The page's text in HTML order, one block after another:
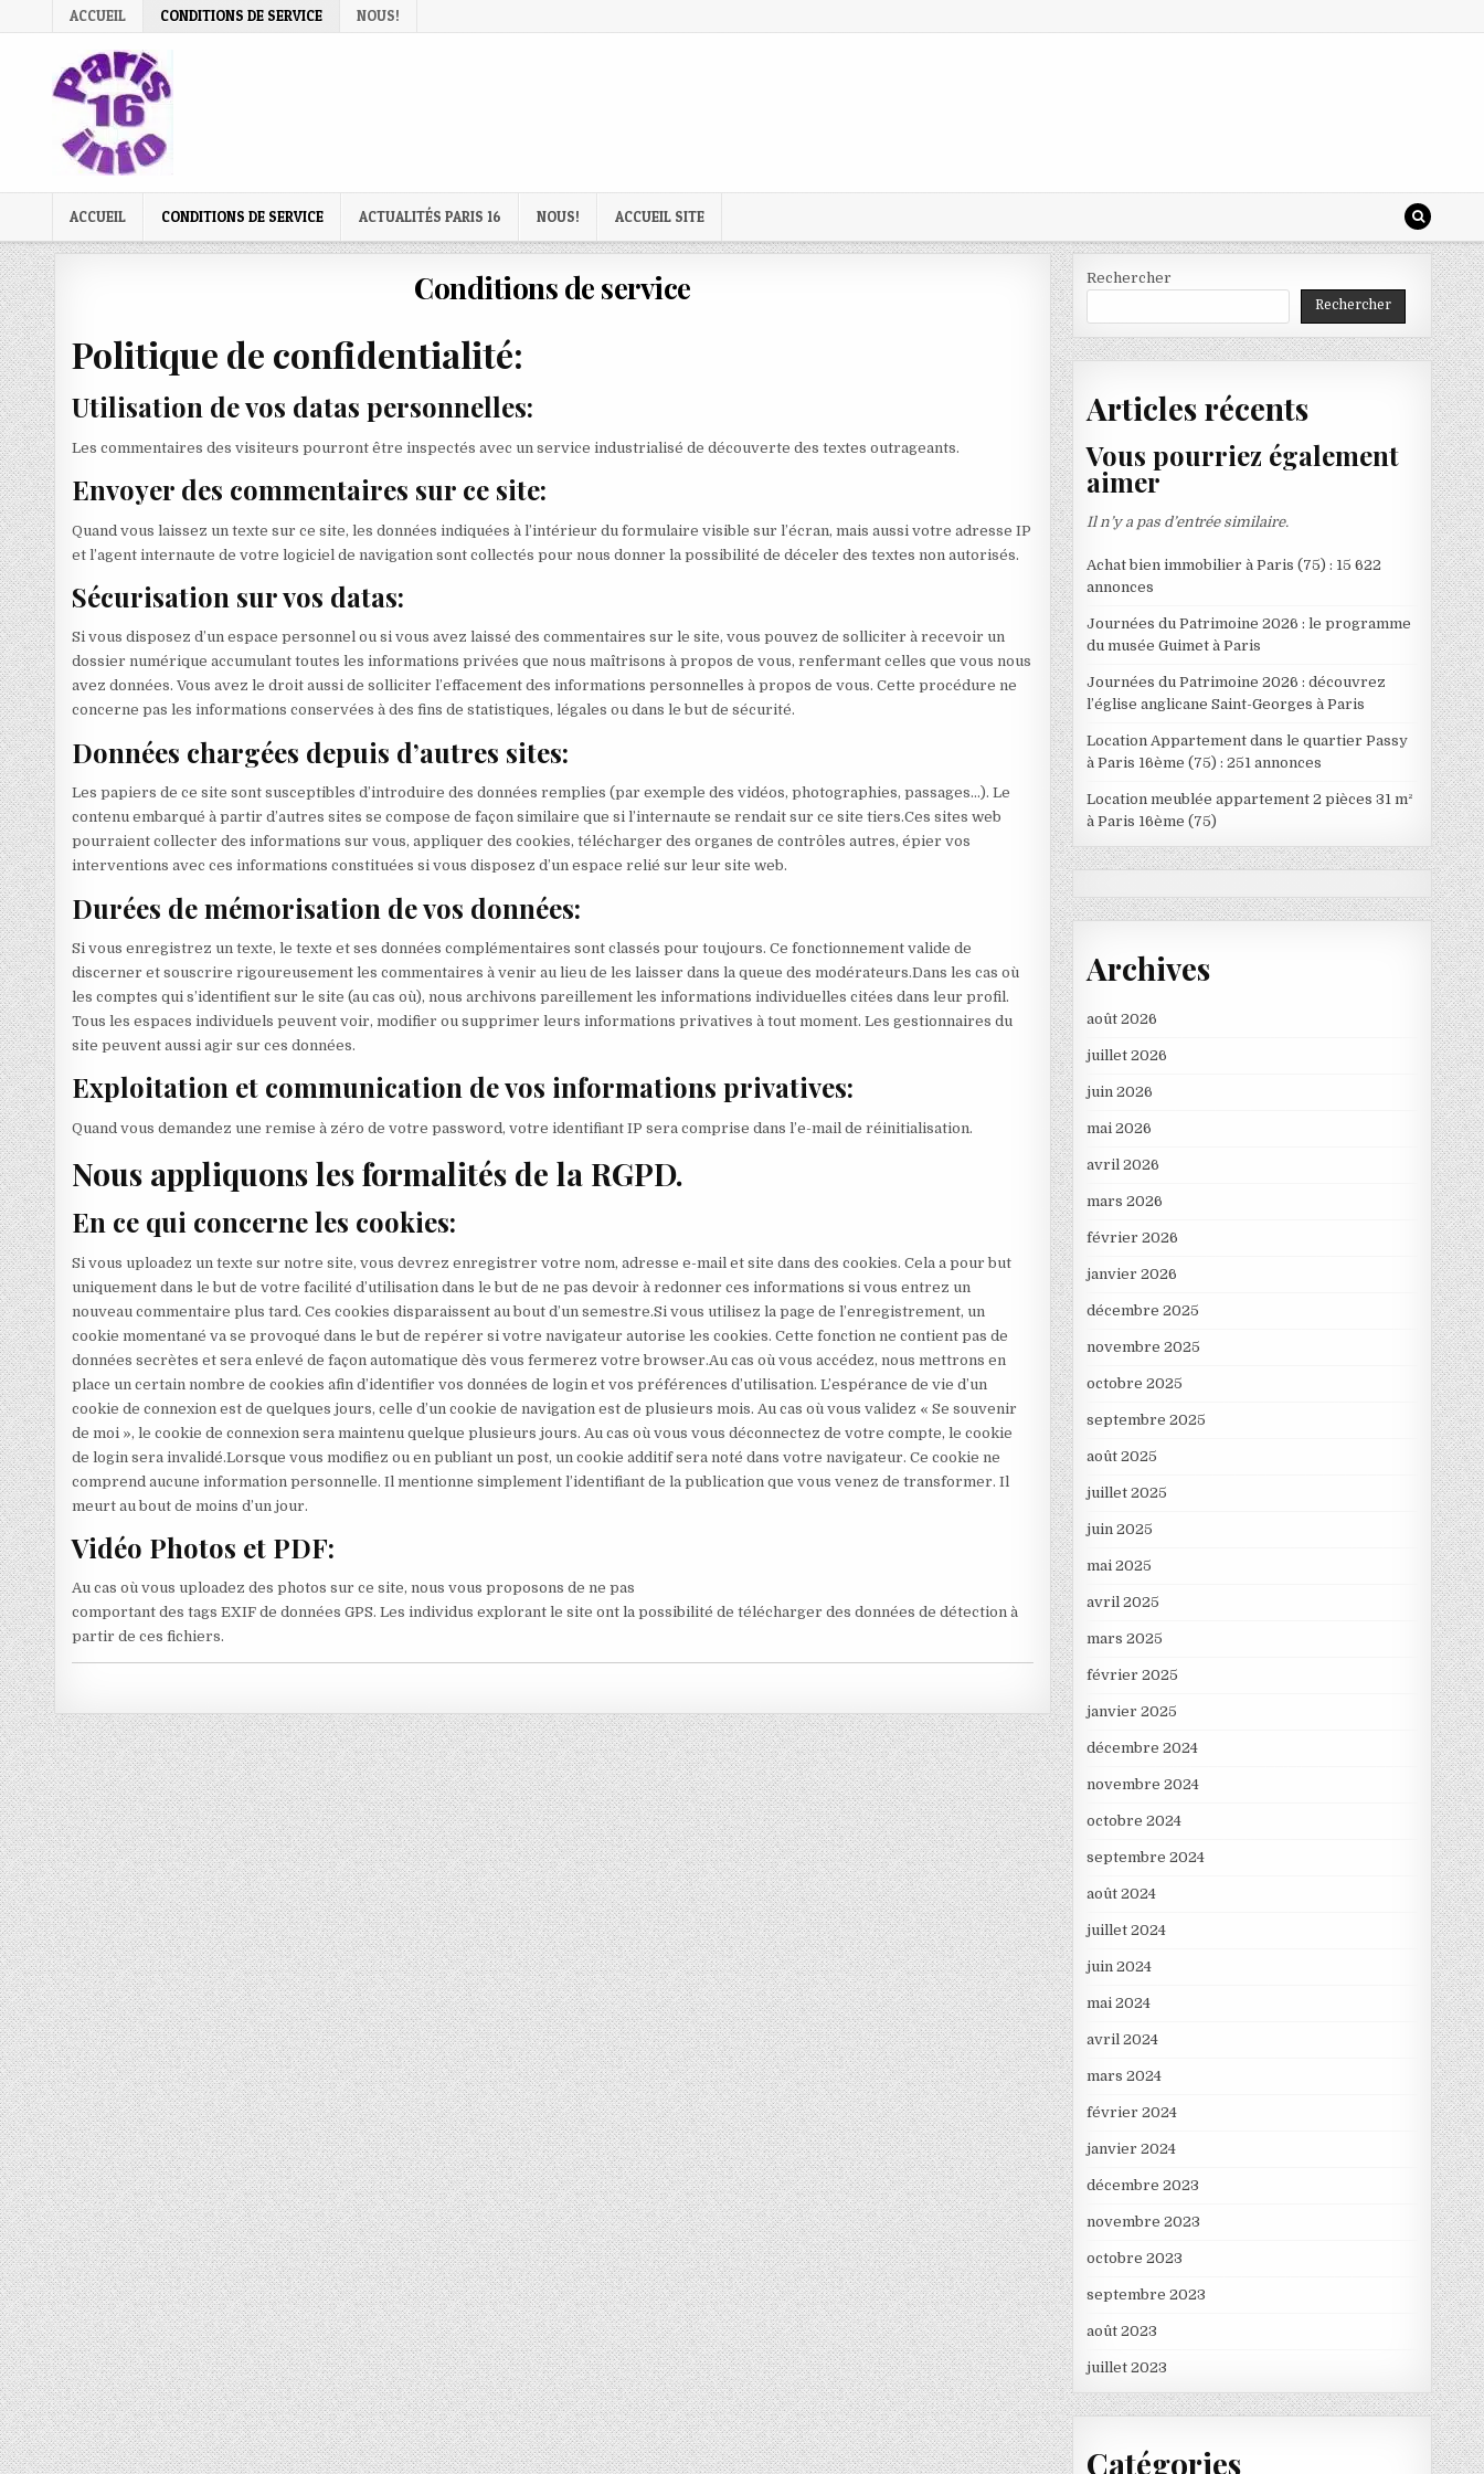
to
ACCUEIL CONDITIONS DE SERVICE NOUS!
ACCUEIL CONDITIONS DE SERVICE ACTUALITÉS PARIS 16 NOUS! ACCUEIL SITE
Conditions de service
Politique de confidentialité:
Utilisation de vos datas personnelles:
Les commentaires des visiteurs pourront être inspectés avec un service industrialisé de découverte des textes outrageants.
Envoyer des commentaires sur ce site:
Quand vous laissez un texte sur ce site, les données indiquées à l’intérieur du formulaire visible sur l’écran, mais aussi votre adresse IP
et l’agent internaute de votre logiciel de navigation sont collectés pour nous donner la possibilité de déceler des textes non autorisés.
Sécurisation sur vos datas:
Si vous disposez d’un espace personnel ou si vous avez laissé des commentaires sur le site, vous pouvez de solliciter à recevoir un
dossier numérique accumulant toutes les informations privées que nous maîtrisons à propos de vous, renfermant celles que vous nous
avez données. Vous avez le droit aussi de solliciter l’effacement des informations personnelles à propos de vous. Cette procédure ne
concerne pas les informations conservées à des fins de statistiques, légales ou dans le but de sécurité.
Données chargées depuis d’autres sites:
Les papiers de ce site sont susceptibles d’introduire des données remplies (par exemple des vidéos, photographies, passages…). Le
contenu embarqué à partir d’autres sites se compose de façon similaire que si l’internaute se rendait sur ce site tiers.Ces sites web
pourraient collecter des informations sur vous, appliquer des cookies, télécharger des organes de contrôles autres, épier vos
interventions avec ces informations constituées si vous disposez d’un espace relié sur leur site web.
Durées de mémorisation de vos données:
Si vous enregistrez un texte, le texte et ses données complémentaires sont classés pour toujours. Ce fonctionnement valide de
discerner et souscrire rigoureusement les commentaires à venir au lieu de les laisser dans la queue des modérateurs.Dans les cas où
les comptes qui s’identifient sur le site (au cas où), nous archivons pareillement les informations individuelles citées dans leur profil.
Tous les espaces individuels peuvent voir, modifier ou supprimer leurs informations privatives à tout moment. Les gestionnaires du
site peuvent aussi agir sur ces données.
Exploitation et communication de vos informations privatives:
Quand vous demandez une remise à zéro de votre password, votre identifiant IP sera comprise dans l’e-mail de réinitialisation.
Nous appliquons les formalités de la RGPD.
En ce qui concerne les cookies:
Si vous uploadez un texte sur notre site, vous devrez enregistrer votre nom, adresse e-mail et site dans des cookies. Cela a pour but
uniquement dans le but de votre facilité d’utilisation dans le but de ne pas devoir à redonner ces informations si vous entrez un
nouveau commentaire plus tard. Ces cookies disparaissent au bout d’un semestre.Si vous utilisez la page de l’enregistrement, un
cookie momentané va se provoqué dans le but de repérer si votre navigateur autorise les cookies. Cette fonction ne contient pas de
données secrètes et sera enlevé de façon automatique dès vous fermerez votre browser.Au cas où vous accédez, nous mettrons en
place un certain nombre de cookies afin d’identifier vos données de login et vos préférences d’utilisation. L’espérance de vie d’un
cookie de connexion est de quelques jours, celle d’un cookie de navigation est de plusieurs mois. Au cas où vous validez « Se souvenir
de moi », le cookie de connexion sera maintenu quelque plusieurs jours. Au cas où vous vous déconnectez de votre compte, le cookie
de login sera invalidé.Lorsque vous modifiez ou en publiant un post, un cookie additif sera noté dans votre navigateur. Ce cookie ne
comprend aucune information personnelle. Il mentionne simplement l’identifiant de la publication que vous venez de transformer. Il
meurt au bout de moins d’un jour.
Vidéo Photos et PDF:
Au cas où vous uploadez des photos sur ce site, nous vous proposons de ne pas
comportant des tags EXIF de données GPS. Les individus explorant le site ont la possibilité de télécharger des données de détection à
partir de ces fichiers.
Rechercher
Rechercher
Articles récents
Vous pourriez également
aimer
Il n’y a pas d’entrée similaire.
Achat bien immobilier à Paris (75) : 15 622
annonces
Journées du Patrimoine 2026 : le programme
du musée Guimet à Paris
Journées du Patrimoine 2026 : découvrez
l’église anglicane Saint-Georges à Paris
Location Appartement dans le quartier Passy
à Paris 16ème (75) : 251 annonces
Location meublée appartement 2 pièces 31 m²
à Paris 16ème (75)
Archives
août 2026
juillet 2026
juin 2026
mai 2026
avril 2026
mars 2026
février 2026
janvier 2026
décembre 2025
novembre 2025
octobre 2025
septembre 2025
août 2025
juillet 2025
juin 2025
mai 2025
avril 2025
mars 2025
février 2025
janvier 2025
décembre 2024
novembre 2024
octobre 2024
septembre 2024
août 2024
juillet 2024
juin 2024
mai 2024
avril 2024
mars 2024
février 2024
janvier 2024
décembre 2023
novembre 2023
octobre 2023
septembre 2023
août 2023
juillet 2023
Catégories